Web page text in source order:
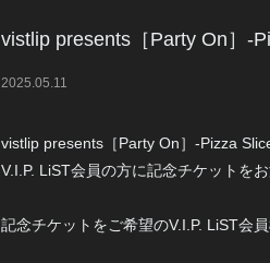
vistlip presents［Party On］-
2025.05.11
vistlip presents［Party On］-Pizza
V.I.P. LiST会員の方に記念チケットをお
記念チケットをご希望のV.I.P. LiST会